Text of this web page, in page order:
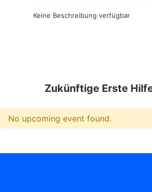
Keine Beschreibung verfügbar
Zukünftige Erste
No upcoming event found.